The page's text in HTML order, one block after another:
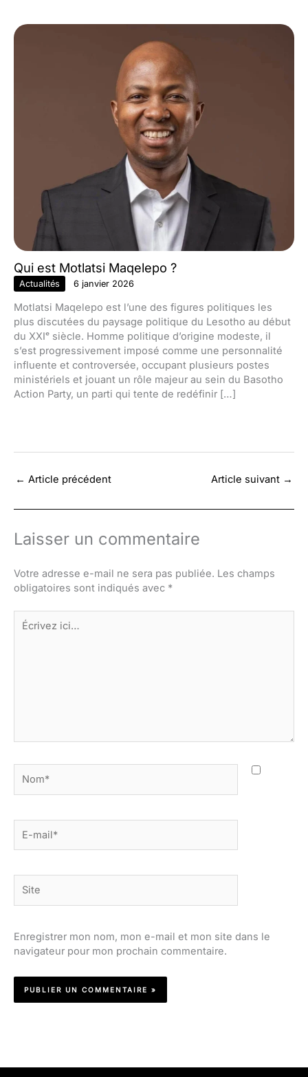
Qui est Motlatsi Maqelepo ?
Actualités 6 janvier 2026
Motlatsi Maqelepo est l’une des figures politiques les
plus discutées du paysage politique du Lesotho au début
du XXIᵉ siècle. Homme politique d’origine modeste, il
s’est progressivement imposé comme une personnalité
influente et controversée, occupant plusieurs postes
ministériels et jouant un rôle majeur au sein du Basotho
Action Party, un parti qui tente de redéfinir […]
← Article précédent Article suivant →
Laisser un commentaire
Votre adresse e-mail ne sera pas publiée. Les champs
obligatoires sont indiqués avec *
ici…
mail*
Enregistrer mon nom, mon e-mail et mon site dans le
navigateur pour mon prochain commentaire.